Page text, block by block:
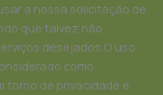
a nossa solicitação de
que talvez não
desejados.O uso
como
torno de privacidade e